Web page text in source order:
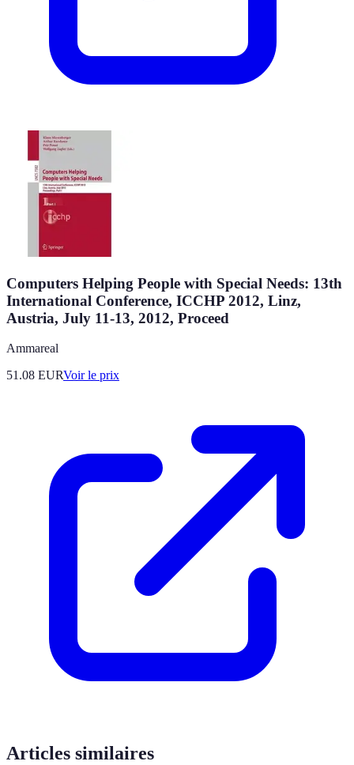
Computers Helping People with Special Needs: 13th
International Conference, ICCHP 2012, Linz,
Austria, July 11-13, 2012, Proceed
Ammareal
51.08 EURVoir le prix
Articles similaires